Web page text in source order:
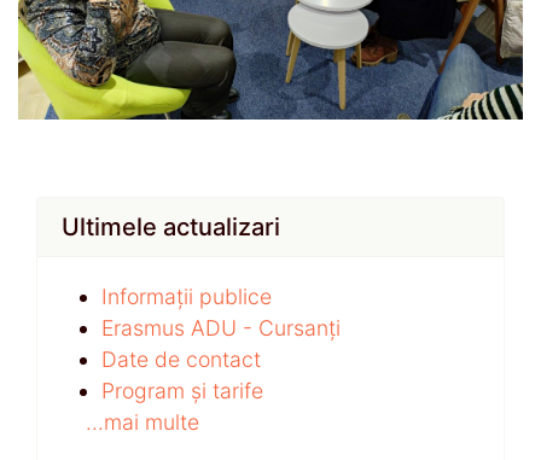
Ultimele actualizari
Informații publice
Erasmus ADU - Cursanți
Date de contact
Program și tarife
...mai multe